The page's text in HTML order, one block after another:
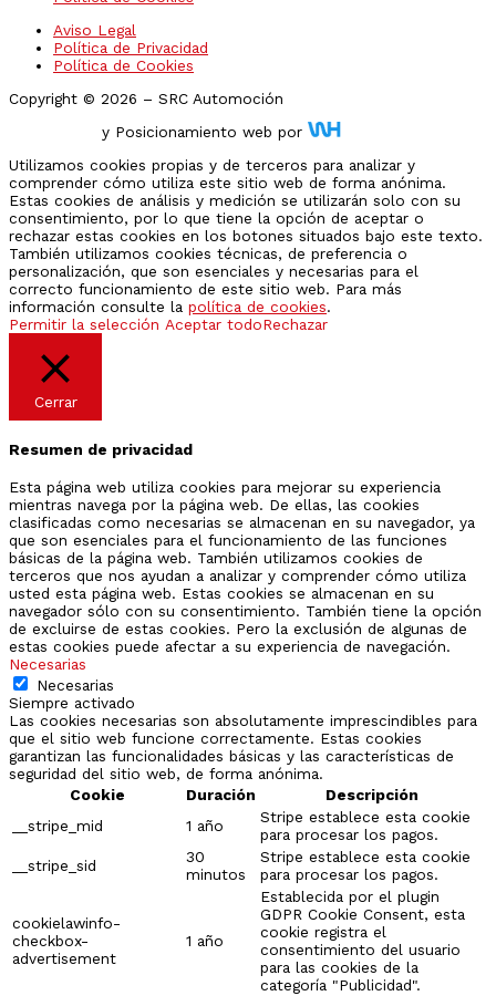
Aviso Legal
Política de Privacidad
Política de Cookies
Copyright © 2026 – SRC Automoción
y Posicionamiento web por
Utilizamos cookies propias y de terceros para analizar y
comprender cómo utiliza este sitio web de forma anónima.
Estas cookies de análisis y medición se utilizarán solo con su
consentimiento, por lo que tiene la opción de aceptar o
rechazar estas cookies en los botones situados bajo este texto.
También utilizamos cookies técnicas, de preferencia o
personalización, que son esenciales y necesarias para el
correcto funcionamiento de este sitio web. Para más
información consulte la política de cookies.
Permitir la selección Aceptar todoRechazar
Cerrar
Resumen de privacidad
Esta página web utiliza cookies para mejorar su experiencia
mientras navega por la página web. De ellas, las cookies
clasificadas como necesarias se almacenan en su navegador, ya
que son esenciales para el funcionamiento de las funciones
básicas de la página web. También utilizamos cookies de
terceros que nos ayudan a analizar y comprender cómo utiliza
usted esta página web. Estas cookies se almacenan en su
navegador sólo con su consentimiento. También tiene la opción
de excluirse de estas cookies. Pero la exclusión de algunas de
estas cookies puede afectar a su experiencia de navegación.
Necesarias
Necesarias
Siempre activado
Las cookies necesarias son absolutamente imprescindibles para
que el sitio web funcione correctamente. Estas cookies
garantizan las funcionalidades básicas y las características de
seguridad del sitio web, de forma anónima.
Cookie
Duración
Descripción
__stripe_mid
1 año
Stripe establece esta cookie
para procesar los pagos.
__stripe_sid
30
minutos
Stripe establece esta cookie
para procesar los pagos.
cookielawinfo-
checkbox-
advertisement
1 año
Establecida por el plugin
GDPR Cookie Consent, esta
cookie registra el
consentimiento del usuario
para las cookies de la
categoría "Publicidad".